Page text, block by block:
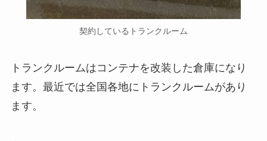
契約しているトランクルーム
トランクルームはコンテナを改装した倉庫になり
ます。最近では全国各地にトランクルームがあり
ます。